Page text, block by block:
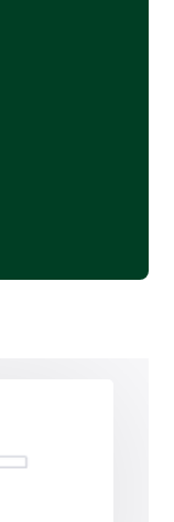
同事？
陳述的一致